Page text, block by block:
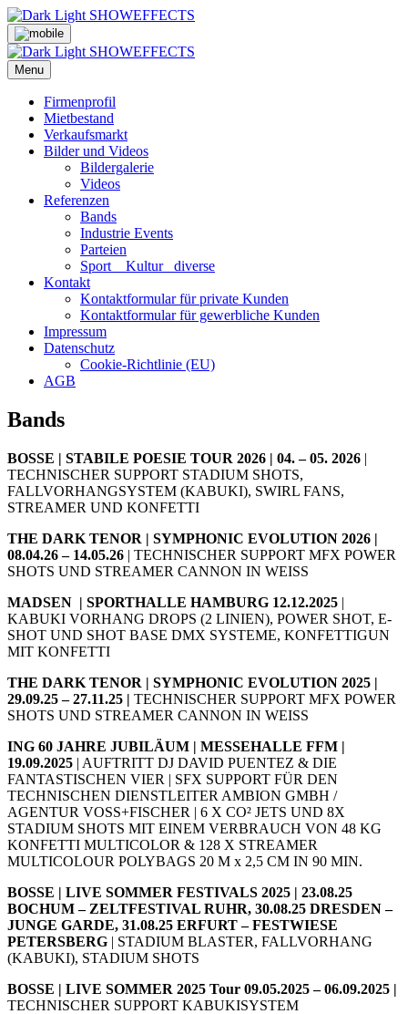
Skip
to
content
Menu
Firmenprofil
Mietbestand
Verkaufsmarkt
Bilder und Videos
Bildergalerie
Videos
Referenzen
Bands
Industrie Events
Parteien
Sport _ Kultur_ diverse
Kontakt
Kontaktformular für private Kunden
Kontaktformular für gewerbliche Kunden
Impressum
Datenschutz
Cookie-Richtlinie (EU)
AGB
Bands
BOSSE | STABILE POESIE TOUR 2026 | 04. – 05. 2026 |
TECHNISCHER SUPPORT STADIUM SHOTS,
FALLVORHANGSYSTEM (KABUKI), SWIRL FANS,
STREAMER UND KONFETTI
THE DARK TENOR | SYMPHONIC EVOLUTION 2026 |
08.04.26 – 14.05.26 | TECHNISCHER SUPPORT MFX POWER
SHOTS UND STREAMER CANNON IN WEISS
MADSEN | SPORTHALLE HAMBURG 12.12.2025 |
KABUKI VORHANG DROPS (2 LINIEN), POWER SHOT, E-
SHOT UND SHOT BASE DMX SYSTEME, KONFETTIGUN
MIT KONFETTI
THE DARK TENOR | SYMPHONIC EVOLUTION 2025 |
29.09.25 – 27.11.25 | TECHNISCHER SUPPORT MFX POWER
SHOTS UND STREAMER CANNON IN WEISS
ING 60 JAHRE JUBILÄUM | MESSEHALLE FFM |
19.09.2025 | AUFTRITT DJ DAVID PUENTEZ & DIE
FANTASTISCHEN VIER | SFX SUPPORT FÜR DEN
TECHNISCHEN DIENSTLEITER AMBION GMBH /
AGENTUR VOSS+FISCHER | 6 X CO² JETS UND 8X
STADIUM SHOTS MIT EINEM VERBRAUCH VON 48 KG
KONFETTI MULTICOLOR & 128 X STREAMER
MULTICOLOUR POLYBAGS 20 M x 2,5 CM IN 90 MIN.
BOSSE | LIVE SOMMER FESTIVALS 2025 | 23.08.25
BOCHUM – ZELTFESTIVAL RUHR, 30.08.25 DRESDEN –
JUNGE GARDE, 31.08.25 ERFURT – FESTWIESE
PETERSBERG | STADIUM BLASTER, FALLVORHANG
(KABUKI), STADIUM SHOTS
BOSSE | LIVE SOMMER 2025 Tour 09.05.2025 – 06.09.2025 |
TECHNISCHER SUPPORT KABUKISYSTEM